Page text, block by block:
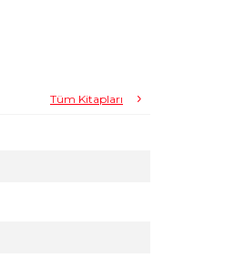
Tüm Kitapları